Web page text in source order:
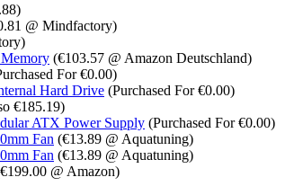
@ Mindfactory)
(€103.57 @ Amazon Deutschland)
For €0.00)
Hard Drive (Purchased For €0.00)
€185.19)
ATX Power Supply (Purchased For €0.00)
Fan (€13.89 @ Aquatuning)
Fan (€13.89 @ Aquatuning)
@ Amazon)